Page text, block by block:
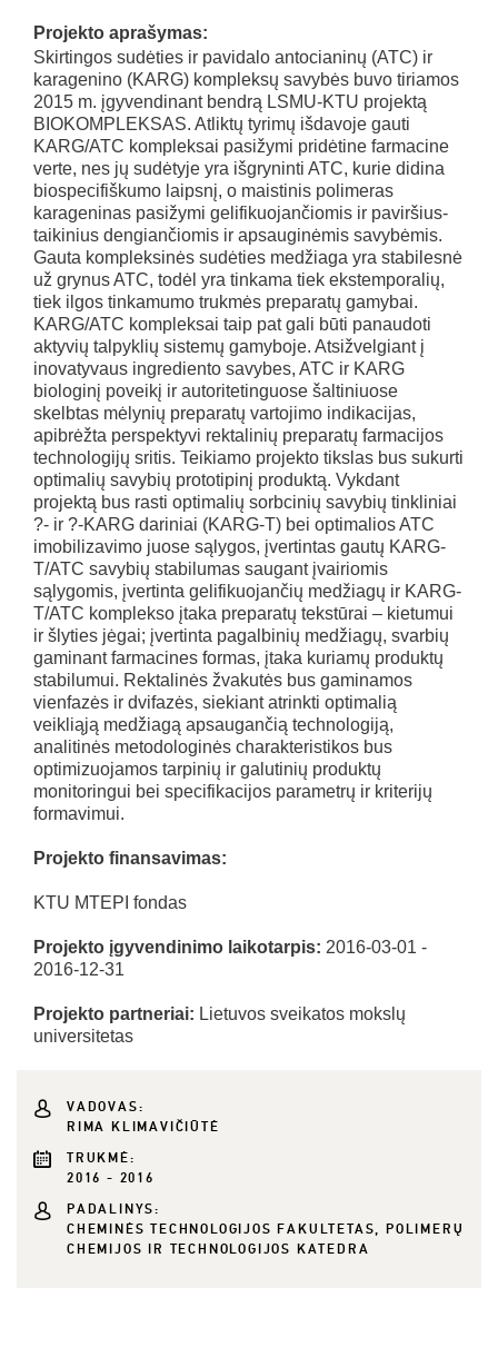
Projekto aprašymas:
Skirtingos sudėties ir pavidalo antocianinų (ATC) ir
karagenino (KARG) kompleksų savybės buvo tiriamos
2015 m. įgyvendinant bendrą LSMU-KTU projektą
BIOKOMPLEKSAS. Atliktų tyrimų išdavoje gauti
KARG/ATC kompleksai pasižymi pridėtine farmacine
verte, nes jų sudėtyje yra išgryninti ATC, kurie didina
biospecifiškumo laipsnį, o maistinis polimeras
karageninas pasižymi gelifikuojančiomis ir paviršius-
taikinius dengiančiomis ir apsauginėmis savybėmis.
Gauta kompleksinės sudėties medžiaga yra stabilesnė
už grynus ATC, todėl yra tinkama tiek ekstemporalių,
tiek ilgos tinkamumo trukmės preparatų gamybai.
KARG/ATC kompleksai taip pat gali būti panaudoti
aktyvių talpyklių sistemų gamyboje. Atsižvelgiant į
inovatyvaus ingrediento savybes, ATC ir KARG
biologinį poveikį ir autoritetinguose šaltiniuose
skelbtas mėlynių preparatų vartojimo indikacijas,
apibrėžta perspektyvi rektalinių preparatų farmacijos
technologijų sritis. Teikiamo projekto tikslas bus sukurti
optimalių savybių prototipinį produktą. Vykdant
projektą bus rasti optimalių sorbcinių savybių tinkliniai
?- ir ?-KARG dariniai (KARG-T) bei optimalios ATC
imobilizavimo juose sąlygos, įvertintas gautų KARG-
T/ATC savybių stabilumas saugant įvairiomis
sąlygomis, įvertinta gelifikuojančių medžiagų ir KARG-
T/ATC komplekso įtaka preparatų tekstūrai – kietumui
ir šlyties jėgai; įvertinta pagalbinių medžiagų, svarbių
gaminant farmacines formas, įtaka kuriamų produktų
stabilumui. Rektalinės žvakutės bus gaminamos
vienfazės ir dvifazės, siekiant atrinkti optimalią
veikliąją medžiagą apsaugančią technologiją,
analitinės metodologinės charakteristikos bus
optimizuojamos tarpinių ir galutinių produktų
monitoringui bei specifikacijos parametrų ir kriterijų
formavimui.
Projekto finansavimas:
KTU MTEPI fondas
Projekto įgyvendinimo laikotarpis: 2016-03-01 -
2016-12-31
Projekto partneriai: Lietuvos sveikatos mokslų
universitetas
VADOVAS:
RIMA KLIMAVIČIŪTĖ
TRUKMĖ:
2016 - 2016
PADALINYS:
CHEMINĖS TECHNOLOGIJOS FAKULTETAS, POLIMERŲ
CHEMIJOS IR TECHNOLOGIJOS KATEDRA